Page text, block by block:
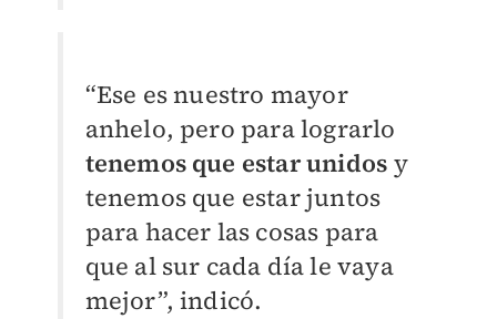
“Ese es nuestro mayor
anhelo, pero para lograrlo
tenemos que estar unidos y
tenemos que estar juntos
para hacer las cosas para
que al sur cada día le vaya
mejor”, indicó.